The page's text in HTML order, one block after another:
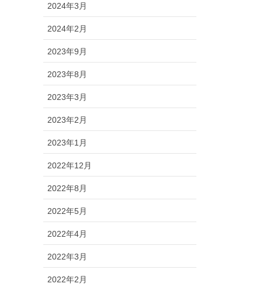
2024年3月
2024年2月
2023年9月
2023年8月
2023年3月
2023年2月
2023年1月
2022年12月
2022年8月
2022年5月
2022年4月
2022年3月
2022年2月